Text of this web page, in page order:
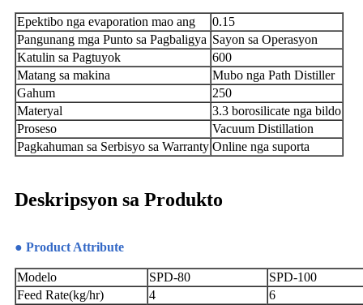
Epektibo nga evaporation mao ang
0.15
Pangunang mga Punto sa Pagbaligya Sayon sa Operasyon
Katulin sa Pagtuyok
600
Matang sa makina
Mubo nga Path Distiller
Gahum
250
Materyal
3.3 borosilicate nga bildo
Proseso
Vacuum Distillation
Pagkahuman sa Serbisyo sa Warranty Online nga suporta
Deskripsyon sa Produkto
● Product Attribute
Modelo SPD-80
SPD-100
Feed Rate(kg/hr)
4
6